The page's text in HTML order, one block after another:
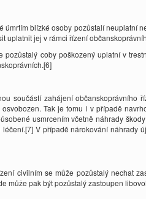
úmrtím blízké osoby pozůstalí neuplatní
uplatnit jej v rámci řízení
pozůstalý coby poškozený uplatní v
součástí zahájení občanskoprávního
Tak je tomu i v případě
usmrcením včetně náhrady
V případě nárokování náhrady
civilním se může pozůstalý nechat
může pak být pozůstalý zastoupen